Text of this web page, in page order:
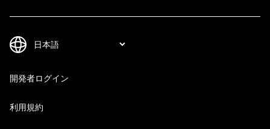
開発者ログイン
利用規約